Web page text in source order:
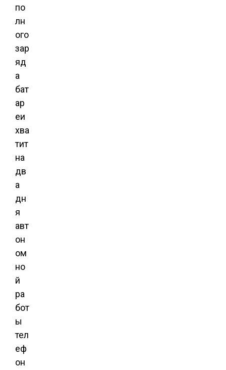
по
лн
ого
зар
яд
а
бат
ар
еи
хва
тит
на
дв
а
дн
я
авт
он
ом
но
й
ра
бот
ы
тел
еф
он